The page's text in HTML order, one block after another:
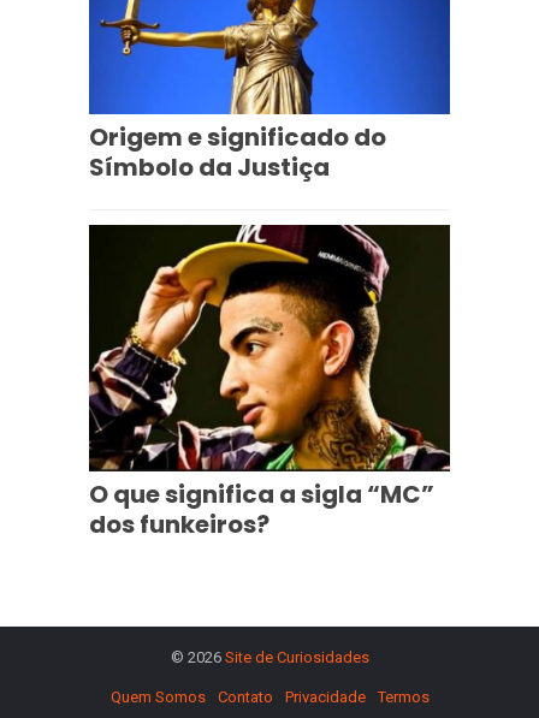
Origem e significado do
Símbolo da Justiça
O que significa a sigla “MC”
dos funkeiros?
© 2026 Site de Curiosidades
Quem Somos Contato Privacidade Termos